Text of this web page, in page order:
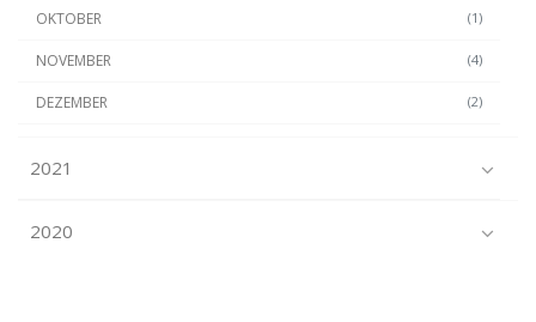
(1)
OKTOBER
(4)
NOVEMBER
(2)
DEZEMBER
2021
2020